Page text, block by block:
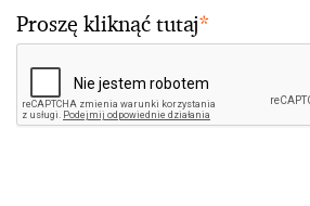
Proszę kliknąć tutaj*